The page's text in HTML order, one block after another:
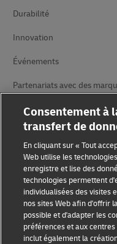
Durabilité
Innovation
Événements
Partenariats avec des
Sensibilisation à la fraude
Mention légale
Conditions d’utilisation
Consentement à
transfert de
En cliquant sur « Tout
Web utilise les
enregistre et lise des
technologies permettent
individualisées des visites
nos sites Web afin d'offrir
possible et d'adapter les
préférences et aux
inclut également la